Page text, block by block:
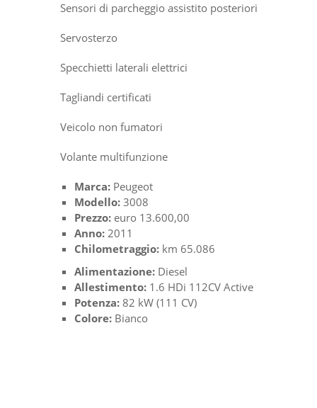
Sensori di parcheggio assistito posteriori
Servosterzo
Specchietti laterali elettrici
Tagliandi certificati
Veicolo non fumatori
Volante multifunzione
Marca: Peugeot
Modello: 3008
Prezzo: euro 13.600,00
Anno: 2011
Chilometraggio: km 65.086
Alimentazione: Diesel
Allestimento: 1.6 HDi 112CV Active
Potenza: 82 kW (111 CV)
Colore: Bianco